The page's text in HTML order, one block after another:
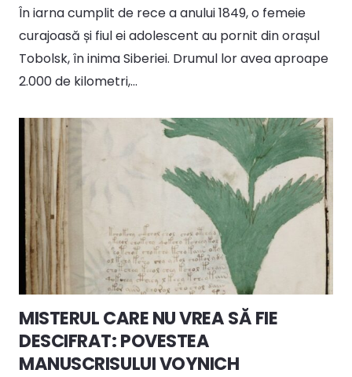
În iarna cumplit de rece a anului 1849, o femeie
curajoasă și fiul ei adolescent au pornit din orașul
Tobolsk, în inima Siberiei. Drumul lor avea aproape
2.000 de kilometri,…
MISTERUL CARE NU VREA SĂ FIE
DESCIFRAT: POVESTEA
MANUSCRISULUI VOYNICH